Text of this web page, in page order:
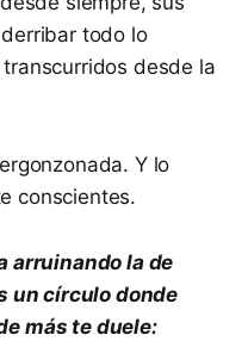
todo lo
desde la
Y lo
conscientes.
arruinando la de
un círculo donde
más te duele: